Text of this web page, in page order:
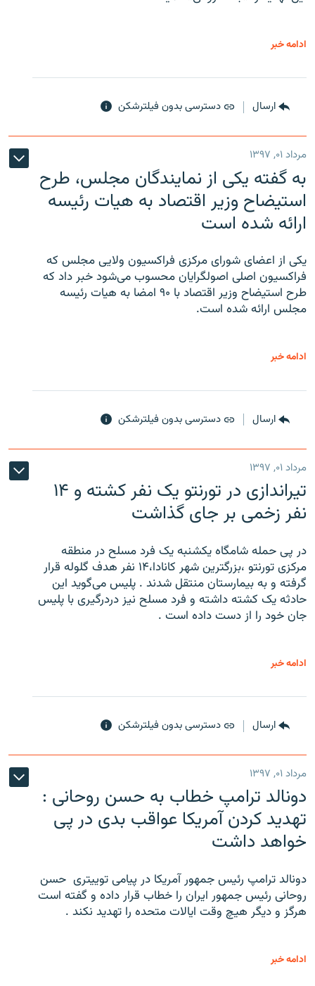
ادامه خبر
ارسال دسترسی بدون فیلترشکن
مرداد ۰۱, ۱۳۹۷
به گفته یکی از نمایندگان مجلس، طرح
استیضاح وزیر اقتصاد به هیات رئیسه
ارائه شده است
یکی از اعضای شورای مرکزی فراکسیون ولایی مجلس که
فراکسیون اصلی اصولگرایان محسوب می‌شود خبر داد که
طرح استیضاح وزیر اقتصاد با ۹۰ امضا به هیات رئیسه
مجلس ارائه شده است.
ادامه خبر
ارسال دسترسی بدون فیلترشکن
مرداد ۰۱, ۱۳۹۷
تیراندازی در تورنتو یک نفر کشته و ۱۴
نفر زخمی بر جای گذاشت
در پی حمله شامگاه یکشنبه یک فرد مسلح در منطقه
مرکزی تورنتو ،‌بزرگترین شهر کانادا،۱۴ نفر هدف گلوله قرار
گرفته و به بیمارستان منتقل شدند . پلیس می‌گوید این
حادثه یک کشته داشته و فرد مسلح نیز دردرگیری با پلیس
جان خود را از دست داده است .
ادامه خبر
ارسال دسترسی بدون فیلترشکن
مرداد ۰۱, ۱۳۹۷
دونالد ترامپ خطاب به حسن روحانی :
تهدید کردن آمریکا عواقب بدی در پی
خواهد داشت
دونالد ترامپ رئیس جمهور آمریکا در پیامی توییتری ‌ حسن
روحانی رئیس جمهور ایران را خطاب قرار داده و گفته است
هرگز و دیگر هیچ وقت ایالات متحده را تهدید نکند .
ادامه خبر